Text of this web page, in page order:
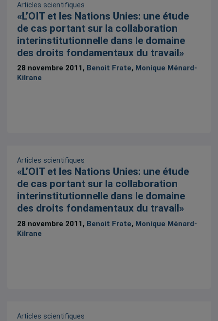
Articles scientifiques
«L’OIT et les Nations Unies: une étude
de cas portant sur la collaboration
interinstitutionnelle dans le domaine
des droits fondamentaux du travail»
28 novembre 2011, Benoit Frate, Monique Ménard-
Kilrane
Articles scientifiques
«L’OIT et les Nations Unies: une étude
de cas portant sur la collaboration
interinstitutionnelle dans le domaine
des droits fondamentaux du travail»
28 novembre 2011, Benoit Frate, Monique Ménard-
Kilrane
Articles scientifiques